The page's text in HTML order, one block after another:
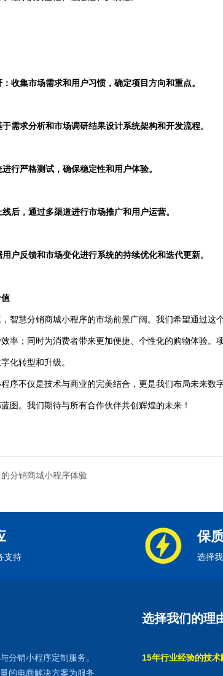
收集市场需求和用户习惯，确定项目方向和重点。
需求分析和市场调研结果设计系统架构和开发流程。
行严格测试，确保稳定性和用户体验。
后，通过多渠道进行市场推广和用户运营。
户反馈和市场变化进行系统的持续优化和迭代更新。
智慧分销商城小程序的市场前景广阔。我们希望通过这
率；同时为消费者带来更加便捷、个性化的购物体验。
化转型和升级。
序不仅是技术与商业的完美结合，更是我们布局未来数
图。我们期待与所有合作伙伴共创辉煌的未来！
分销商城小程序体验
支持
保
选择
与分销小程序定制 服务。
的电商解决方案为服务
选择我们的理
15年行业经验的技